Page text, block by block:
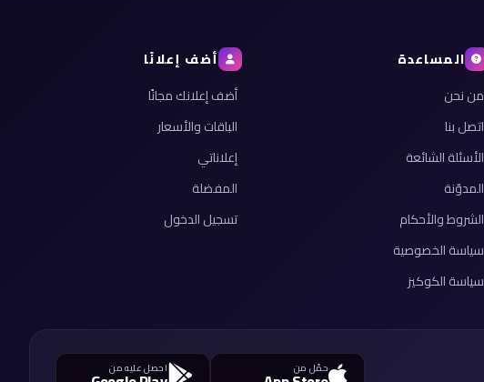
المساعدة
من نحن
اتصل بنا
الأسئلة الشائعة
المدوّنة
الشروط والأحكام
سياسة الخصوصية
سياسة الكوكيز
أضف إعلانًا
أضف إعلانك مجانًا
الباقات والأسعار
إعلاناتي
المفضلة
تسجيل الدخول
حمّل من احصل عليه من